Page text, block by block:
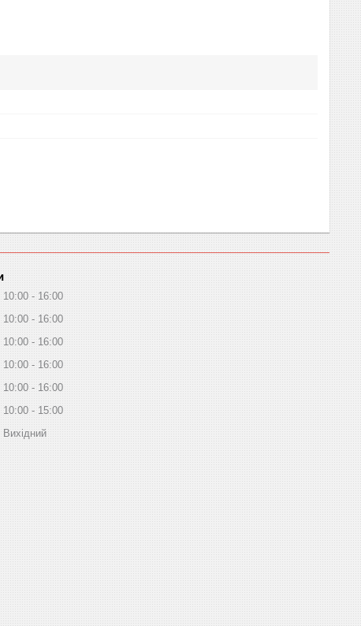
10:00
16:00
10:00
16:00
10:00
16:00
10:00
16:00
10:00
16:00
10:00
15:00
Вихідний